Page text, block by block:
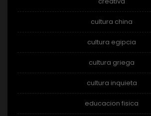
cultura china
cultura egipcia
cultura griega
cultura inquieta
educacion fisica